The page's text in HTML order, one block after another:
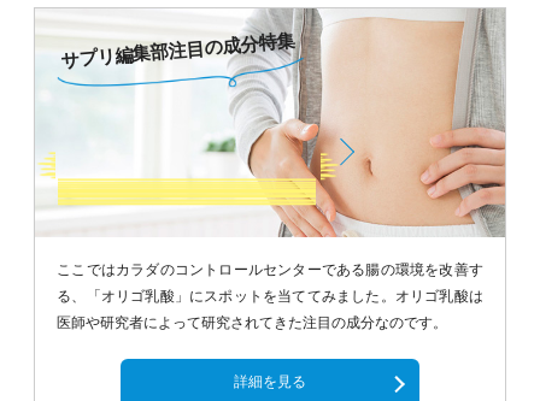
サプリ編集部注目の成分特集
ここではカラダのコントロールセンターである腸の環境を改善す
る、「オリゴ乳酸」にスポットを当ててみました。オリゴ乳酸は
医師や研究者によって研究されてきた注目の成分なのです。
詳細を見る